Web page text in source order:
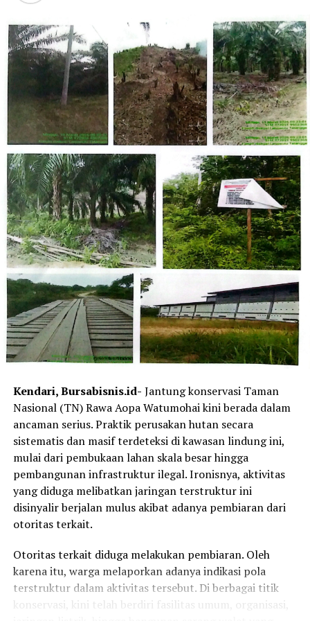
pembuka kali ini, saya juga merasakan feeling dengan
motor sangat baik setelah berhasil sapu bersih kelas
NS250cc ditambah podium di kelas NS150cc juga,”
tambah Gilang.
Dominasi ART juga berlanjut di kelas Junior Indonesia
Talent Cup. Pembalap Resky YH sukses meraih double
winner meski sempat menghadapi kendala long lap
penalty pada Race 1 hari sabtu kemarin.
“Alhamdulillah meski start dari grid belakang dan
ditambah long lap penalty karena melakukan kesalahan
saat QTT, tetap tidak melunturkan semangat saya
untuk raih podium di kelas tersebut,” beber Resky YH.
Hasil tersebut menempatkan Resky sebagai pemimpin
klasemen sementara di ronde pertama musim ini.
Sementara itu, kontribusi positif juga datang dari
pembalap ART yang turun di kelas Junior NS250cc
melalui Ahmad Azel Savero. Azel berhasil meraih podium
ketiga pada Race 1 dan podium kedua pada Race 2.
Azel mengaku mendapatkan banyak pengalaman baru di
kelas tersebut, terutama dalam mengendalikan motor
dengan kapasitas mesin yang lebih besar.
“Alhamdulillah bisa meraih podium perdana untuk ART.
Banyak pembelajaran yang saya dapat karena karakter
motor 250cc sangat berbeda dan membutuhkan kontrol
yang lebih baik,” tutup Azel.
Editor : Tam
Post Views: 5,536
Kendari, Bursabisnis.id- Jantung konservasi Taman
Nasional (TN) Rawa Aopa Watumohai kini berada dalam
ancaman serius. Praktik perusakan hutan secara
sistematis dan masif terdeteksi di kawasan lindung ini,
mulai dari pembukaan lahan skala besar hingga
pembangunan infrastruktur ilegal. Ironisnya, aktivitas
yang diduga melibatkan jaringan terstruktur ini
disinyalir berjalan mulus akibat adanya pembiaran dari
otoritas terkait.
Otoritas terkait diduga melakukan pembiaran. Oleh
karena itu, warga melaporkan adanya indikasi pola
terstruktur dalam aktivitas tersebut. Di berbagai titik
konservasi, kini telah berdiri fasilitas umum, organisasi,